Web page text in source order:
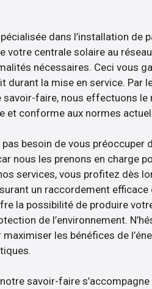
dans l’installation de
votre centrale solaire au
nécessaires. Ceci vous
durant la mise en service. Par
savoir-faire, nous effectuons le
et conforme aux normes
pas besoin de vous préoccuper
nous les prenons en charge
services, vous profitez dès
un raccordement
la possibilité de produire
de l’environnement.
maximiser les bénéfices de
savoir-faire s’accompagne